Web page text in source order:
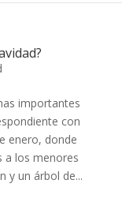
importantes
con
enero, donde
a los menores
y un árbol de...